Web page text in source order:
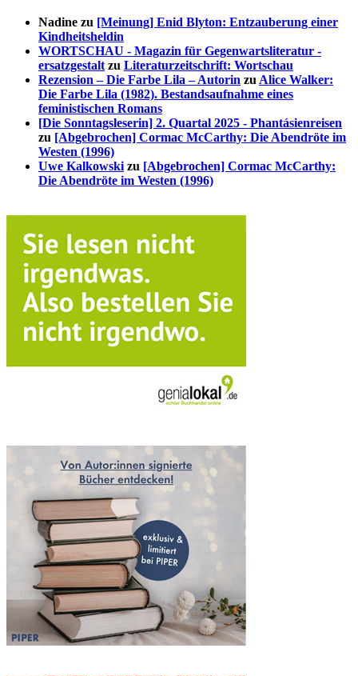
Nadine zu [Meinung] Enid Blyton: Entzauberung einer
Kindheitsheldin
WORTSCHAU - Magazin für Gegenwartsliteratur -
ersatzgestalt zu Literaturzeitschrift: Wortschau
Rezension – Die Farbe Lila – Autorin zu Alice Walker:
Die Farbe Lila (1982). Bestandsaufnahme eines
feministischen Romans
[Die Sonntagsleserin] 2. Quartal 2025 - Phantásienreisen
zu [Abgebrochen] Cormac McCarthy: Die Abendröte im
Westen (1996)
Uwe Kalkowski zu [Abgebrochen] Cormac McCarthy:
Die Abendröte im Westen (1996)